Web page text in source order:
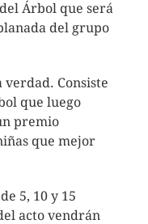
Árbol que será
del grupo
verdad. Consiste
que luego
premio
que mejor
5, 10 y 15
acto vendrán